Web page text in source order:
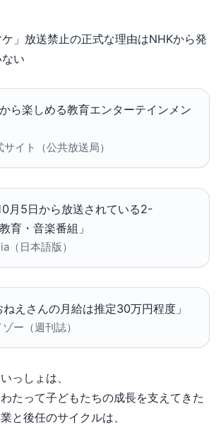
ケ」放送禁止の正式な理由はNHKから発
い
から楽しめる教育エンターテインメン
イト（公共放送局）
月5日から放送されている2-
育・音楽番組」
日本語版）
ねえさんの月給は推定30万円程度」
ー（週刊誌）
っしょは、
たって子どもたちの成長を支えてきた
と後任のサイクルは、